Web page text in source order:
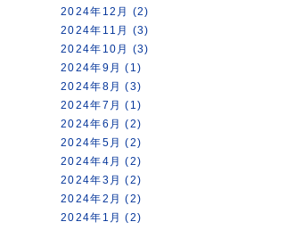
2024年12月 (2)
2024年11月 (3)
2024年10月 (3)
2024年9月 (1)
2024年8月 (3)
2024年7月 (1)
2024年6月 (2)
2024年5月 (2)
2024年4月 (2)
2024年3月 (2)
2024年2月 (2)
2024年1月 (2)